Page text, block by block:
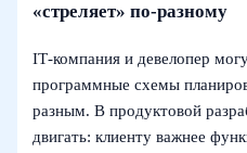
«стреляет» по‑разному
IT‑компания и девелопер
программные схемы
разным. В продуктовой
двигать: клиенту важнее